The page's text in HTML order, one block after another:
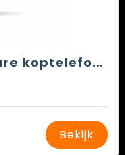
SILENT - ANC opvouwbare koptelefoon
Bekijk